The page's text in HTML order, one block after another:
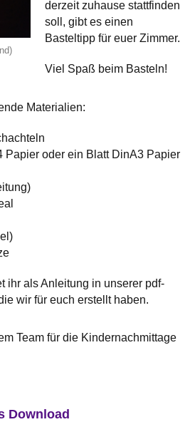
derzeit zuhause stattfinden
soll, gibt es einen
Basteltipp für euer Zimmer.
Viel Spaß beim Basteln!
Materialien:
Papier oder ein Blatt DinA3 Papier
ihr als Anleitung in unserer pdf-
wir für euch erstellt haben.
Team für die Kindernachmittage
Download